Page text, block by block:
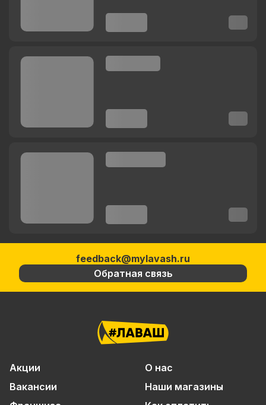
feedback@mylavash.ru
Обратная связь
Акции
О нас
Вакансии
Наши магазины